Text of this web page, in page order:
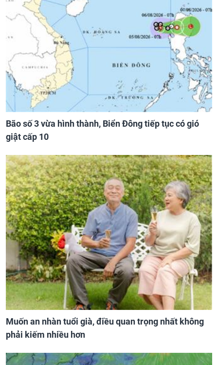
Bão số 3 vừa hình thành, Biển Đông tiếp tục có gió
giật cấp 10
Muốn an nhàn tuổi già, điều quan trọng nhất không
phải kiếm nhiều hơn